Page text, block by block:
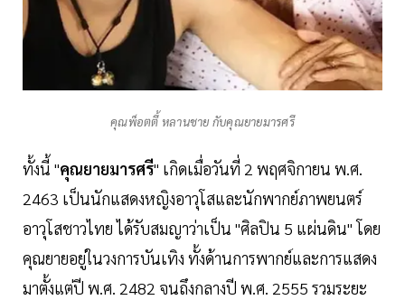
คุณพ็อตตี้ หลานชาย กับคุณยายมารศรี
ทั้งนี้ "คุณยายมารศรี" เกิดเมื่อวันที่ 2 พฤศจิกายน พ.ศ.
2463 เป็นนักแสดงหญิงอาวุโสและนักพากย์ภาพยนตร์
อาวุโสชาวไทย ได้รับสมญาว่าเป็น "ศิลปิน 5 แผ่นดิน" โดย
คุณยายอยู่ในวงการบันเทิง ทั้งด้านการพากย์และการแสดง
มาตั้งแต่ปี พ.ศ. 2482 จนถึงกลางปี พ.ศ. 2555 รวมระยะ